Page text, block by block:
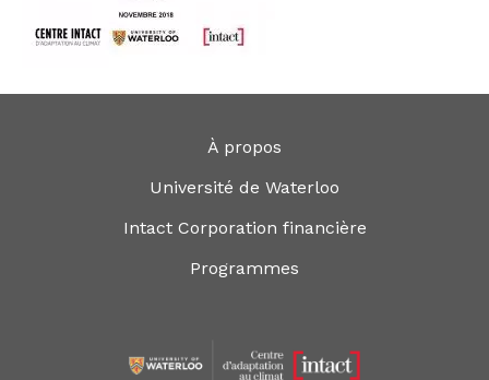
À propos
Université de Waterloo
Intact Corporation financière
Programmes